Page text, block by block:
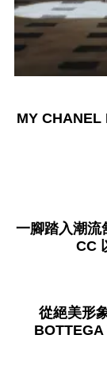
MY CHANEL
一腳踏入潮流
CC
從絕美形